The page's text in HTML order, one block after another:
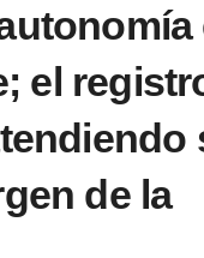
el
de la